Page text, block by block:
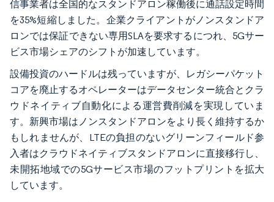
信事業者は全国的なスタンドアロン稼働後に通話設定時間
を35%短縮しました。企業クライアントがノンスタンドア
ロンでは保証できない専用SLAを要求するにつれ、5Gサー
ビス市場シェアのシフトが加速しています。
設備投資のハードルは残っていますが、レガシーパケット
コアを廃止するオペレーターはデータセンター統合とクラ
ウドネイティブ自動化による運営費削減を実現していま
す。新興市場はノンスタンドアロンをより長く維持するか
もしれませんが、LTEの負担のないグリーンフィールド参
入者はクラウドネイティブスタンドアロンに直接移行し、
未開拓地域での5Gサービス市場のフットプリントを拡大
しています。